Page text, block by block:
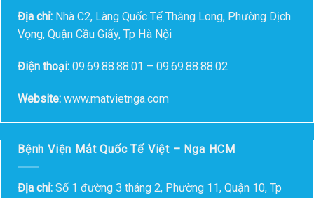
Địa chỉ: Nhà C2, Làng Quốc Tế Thăng Long, Phường Dịch
Vọng, Quận Cầu Giấy, Tp Hà Nội
Điện thoại: 09.69.88.88.01 – 09.69.88.88.02
Website: www.matvietnga.com
Bệnh Viện Mắt Quốc Tế Việt – Nga HCM
Địa chỉ: Số 1 đường 3 tháng 2, Phường 11, Quận 10, Tp